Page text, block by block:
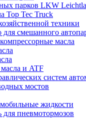
парков LKW
Top Tec Truck
техники
смешанного
масла
и ATF
систем
мостов
жидкости
пневмотормозов